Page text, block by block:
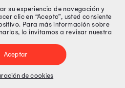
Segura
Nº 20493020618. Todos los derechos
Precios online publicados
su experiencia de navegación y
clic en “Acepto”, usted consiente
Para más información sobre
lo invitamos a revisar nuestra
Aceptar
de cookies